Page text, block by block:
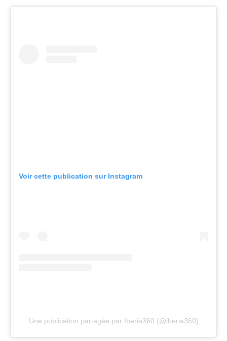
Voir cette publication sur Instagram
Une publication partagée par Iberia360 (@iberia360)